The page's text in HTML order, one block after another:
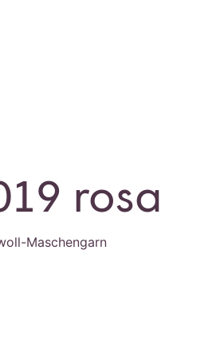
rosa
Maschengarn